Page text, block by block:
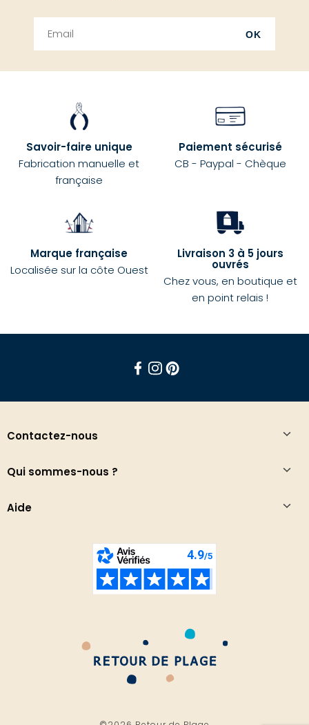
OK
Savoir-faire unique
Fabrication manuelle et
française
Paiement sécurisé
CB - Paypal - Chèque
Marque française
Localisée sur la côte Ouest
Livraison 3 à 5 jours
ouvrés
Chez vous, en boutique et
en point relais !
Contactez-nous
Qui sommes-nous ?
Aide